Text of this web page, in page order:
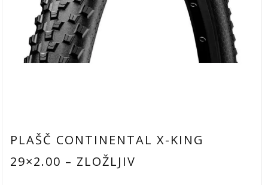
PLAŠČ CONTINENTAL X-KING
29×2.00 – ZLOŽLJIV